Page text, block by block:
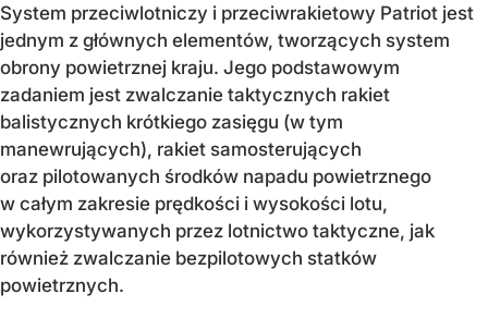
System przeciwlotniczy i przeciwrakietowy Patriot jest
jednym z głównych elementów, tworzących system
obrony powietrznej kraju. Jego podstawowym
zadaniem jest zwalczanie taktycznych rakiet
balistycznych krótkiego zasięgu (w tym
manewrujących), rakiet samosterujących
oraz pilotowanych środków napadu powietrznego
w całym zakresie prędkości i wysokości lotu,
wykorzystywanych przez lotnictwo taktyczne, jak
również zwalczanie bezpilotowych statków
powietrznych.